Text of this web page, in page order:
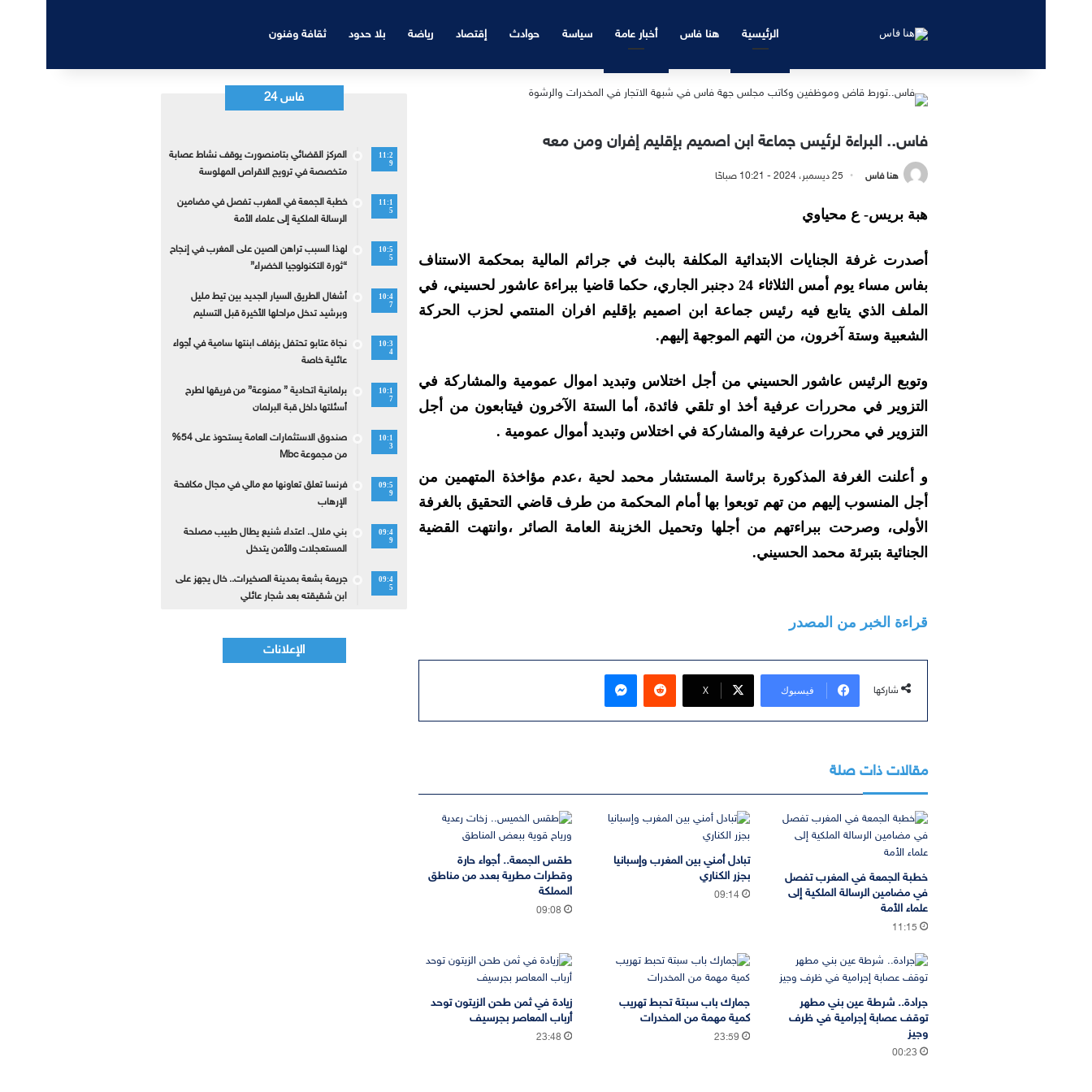
الرئيسية هنا فاس أخبار عامة سياسة حوادث إقتصاد رياضة بلا حدود ثقافة وفنون
فاس.. البراءة لرئيس جماعة ابن اصميم بإقليم إفران ومن معه
هنا فاس 25 ديسمبر، 2024 - 10:21 صباحًا
هبة بريس- ع محياوي
أصدرت غرفة الجنايات الابتدائية المكلفة بالبث في جرائم المالية بمحكمة الاستناف
بفاس مساء يوم أمس الثلاثاء 24 دجنبر الجاري، حكما قاضيا ببراءة عاشور لحسيني، في
الملف الذي يتابع فيه رئيس جماعة ابن اصميم بإقليم افران المنتمي لحزب الحركة
الشعبية وستة آخرون، من التهم الموجهة إليهم.
وتوبع الرئيس عاشور الحسيني من أجل اختلاس وتبديد اموال عمومية والمشاركة في
التزوير في محررات عرفية أخذ او تلقي فائدة، أما الستة الآخرون فيتابعون من أجل
التزوير في محررات عرفية والمشاركة في اختلاس وتبديد أموال عمومية .
و أعلنت الغرفة المذكورة برئاسة المستشار محمد لحية ،عدم مؤاخذة المتهمين من
أجل المنسوب إليهم من تهم توبعوا بها أمام المحكمة من طرف قاضي التحقيق بالغرفة
الأولى، وصرحت ببراءتهم من أجلها وتحميل الخزينة العامة الصائر ،وانتهت القضية
الجنائية بتبرئة محمد الحسيني.
قراءة الخبر من المصدر
شاركها فيسبوك ‫X
ماسنجر
مقالات ذات صلة
خطبة الجمعة في المغرب تفصل
في مضامين الرسالة الملكية إلى
علماء الأمة
11:15
تبادل أمني بين المغرب وإسبانيا
بجزر الكناري
09:14
طقس الجمعة.. أجواء حارة
وقطرات مطرية بعدد من مناطق
المملكة
09:08
جرادة.. شرطة عين بني مطهر
توقف عصابة إجرامية في ظرف
وجيز
00:23
جمارك باب سبتة تحبط تهريب
كمية مهمة من المخدرات
23:59
زيادة في ثمن طحن الزيتون توحد
أرباب المعاصر بجرسيف
23:48
فاس 24
11:2
9
المركز القضائي بتامنصورت يوقف نشاط عصابة
متخصصة في ترويج الاقراص المهلوسة
11:1
5
خطبة الجمعة في المغرب تفصل في مضامين
الرسالة الملكية إلى علماء الأمة
10:5
5
لهذا السبب تراهن الصين على المغرب في إنجاح
“ثورة التكنولوجيا الخضراء”
10:4
7
أشغال الطريق السيار الجديد بين تيط مليل
وبرشيد تدخل مراحلها الأخيرة قبل التسليم
10:3
4
نجاة عتابو تحتفل بزفاف ابنتها سامية في أجواء
عائلية خاصة
10:1
7
برلمانية اتحادية ” ممنوعة” من فريقها لطرح
أسئلتها داخل قبة البرلمان
10:1
3
صندوق الاستثمارات العامة يستحوذ على 54%
من مجموعة Mbc
09:5
9
فرنسا تعلق تعاونها مع مالي في مجال مكافحة
الإرهاب
09:4
9
بني ملال.. اعتداء شنيع يطال طبيب مصلحة
المستعجلات والأمن يتدخل
09:4
5
جريمة بشعة بمدينة الصخيرات.. خال يجهز على
ابن شقيقته بعد شجار عائلي
الإعلانات